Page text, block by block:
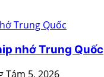
nhớ Trung Quốc
Tám 5, 2026